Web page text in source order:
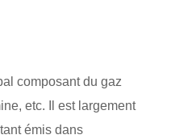
composant du gaz
etc. Il est largement
émis dans